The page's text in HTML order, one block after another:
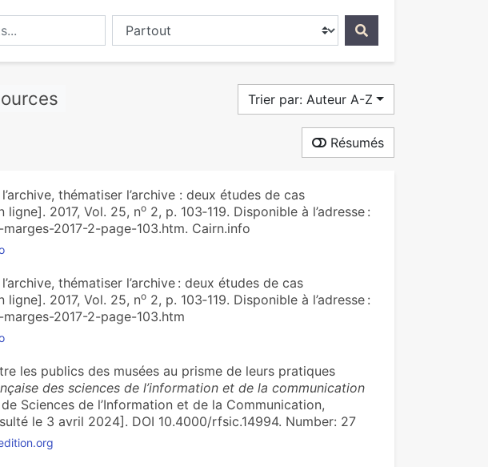
Chercher dans...
Trier par: Auteur A-Z
Résumés
thématiser l’archive : deux études de cas
ligne]. 2017, Vol. 25, no2, p. 103‑119. Disponible à l’adresse :
2017-2-page-103.htm. Cairn.info
thématiser l’archive : deux études de cas
ligne]. 2017, Vol. 25, no2, p. 103‑119. Disponible à l’adresse :
2017-2-page-103.htm
les publics des musées au prisme de leurs pratiques
des sciences de l’information et de la communication
Sciences de l’Information et de la Communication,
le 3 avril 2024]. DOI 10.4000/rfsic.14994. Number: 27